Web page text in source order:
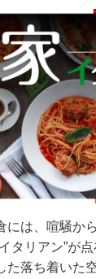
には、喧騒か
タリアン”が
た落ち着いた